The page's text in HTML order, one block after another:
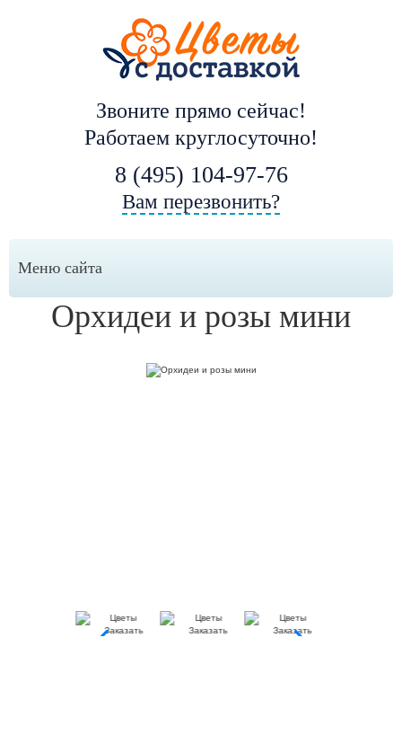
Звоните прямо сейчас!
Работаем круглосуточно!
8 (495) 104-97-76
Вам перезвонить?
Меню сайта
Орхидеи и розы мини